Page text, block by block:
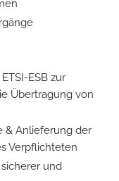
ESB zur
Übertragung von
& Anlieferung der
Verpflichteten
und